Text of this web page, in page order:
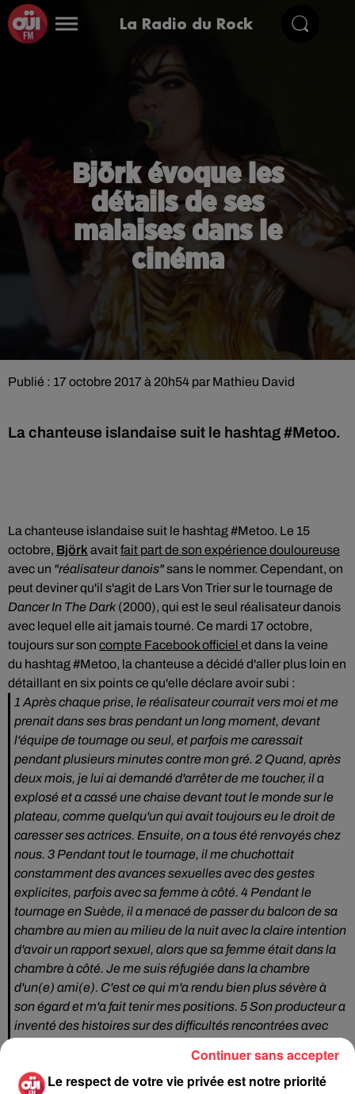
La Radio du Rock
Björk évoque les
détails de ses
malaises dans le
cinéma
Publié : 17 octobre 2017 à 20h54 par Mathieu David
La chanteuse islandaise suit le hashtag #Metoo.
La chanteuse islandaise suit le hashtag #Metoo. Le 15
octobre, Björk avaitfait part de son expérience douloureuse
avec un "réalisateur danois"sans le nommer. Cependant, on
peut deviner qu'il s'agit de Lars Von Trier sur le tournage de
Dancer In The Dark (2000), qui est le seul réalisateur danois
avec lequel elle ait jamais tourné. Ce mardi 17 octobre,
toujours sur son compte Facebook officiel et dans la veine
du hashtag #Metoo, la chanteuse a décidé d'aller plus loin en
détaillant en six points ce qu'elle déclare avoir subi :
1 Après chaque prise, le réalisateur courrait vers moi et me
prenait dans ses bras pendant un long moment, devant
l'équipe de tournage ou seul, et parfois me caressait
pendant plusieurs minutes contre mon gré. 2 Quand, après
deux mois, je lui ai demandé d'arrêter de me toucher, il a
explosé et a cassé une chaise devant tout le monde sur le
plateau, comme quelqu'un qui avait toujours eu le droit de
caresser ses actrices. Ensuite, on a tous été renvoyés chez
nous. 3 Pendant tout le tournage, il me chuchottait
constamment des avances sexuelles avec des gestes
explicites, parfois avec sa femme à côté. 4 Pendant le
tournage en Suède, il a menacé de passer du balcon de sa
chambre au mien au milieu de la nuit avec la claire intention
d'avoir un rapport sexuel, alors que sa femme était dans la
chambre à côté. Je me suis réfugiée dans la chambre
d'un(e) ami(e). C'est ce qui m'a rendu bien plus sévère à
son égard et m'a fait tenir mes positions. 5 Son producteur a
inventé des histoires sur des difficultés rencontrées avec
méthodes de harcèlement de Weinstein. Je n'ai jamais
mangé de chemise, je ne sais pas si c'est possible,
Le respect de votre vie privée est notre priorité
Continuer sans accepter